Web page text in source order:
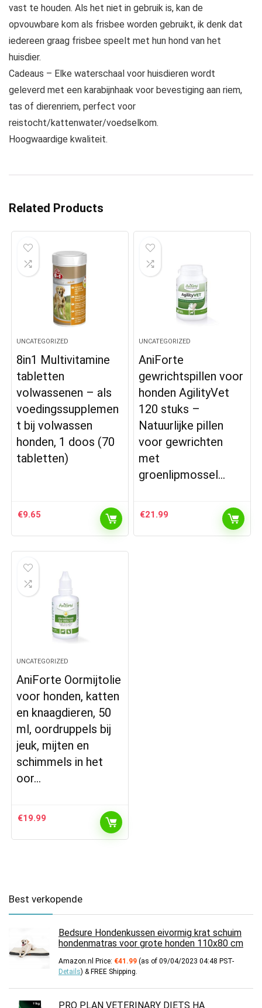
vast te houden. Als het niet in gebruik is, kan de
opvouwbare kom als frisbee worden gebruikt, ik denk dat
iedereen graag frisbee speelt met hun hond van het
huisdier.
Cadeaus – Elke waterschaal voor huisdieren wordt
geleverd met een karabijnhaak voor bevestiging aan riem,
tas of dierenriem, perfect voor
reistocht/kattenwater/voedselkom.
Hoogwaardige kwaliteit.
Related Products
UNCATEGORIZED
8in1 Multivitamine
tabletten
volwassenen – als
voedingssupplemen
t bij volwassen
honden, 1 doos (70
tabletten)
€9.65
UNCATEGORIZED
AniForte
gewrichtspillen voor
honden AgilityVet
120 stuks –
Natuurlijke pillen
voor gewrichten
met
groenlipmossel…
€21.99
UNCATEGORIZED
AniForte Oormijtolie
voor honden, katten
en knaagdieren, 50
ml, oordruppels bij
jeuk, mijten en
schimmels in het
oor…
€19.99
Best verkopende
Bedsure Hondenkussen eivormig krat schuim
hondenmatras voor grote honden 110x80 cm
Amazon.nl Price: €41.99 (as of 09/04/2023 04:48 PST-
Details) & FREE Shipping
PRO PLAN VETERINARY DIETS HA